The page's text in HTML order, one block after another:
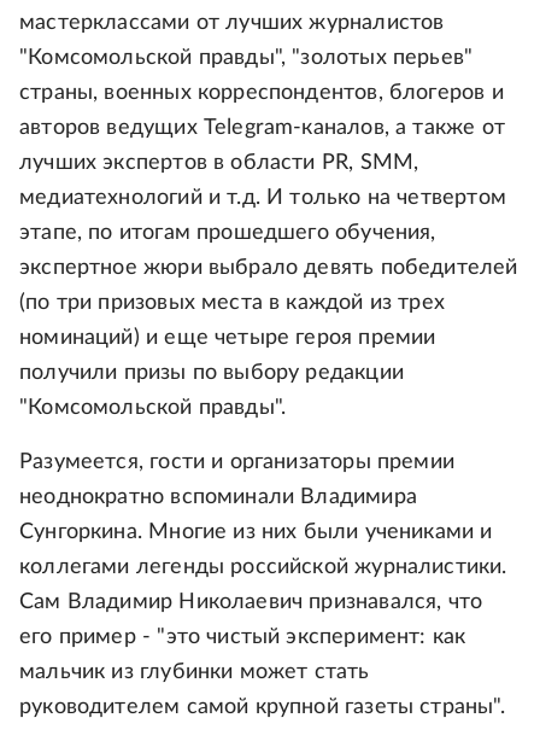
мастерклассами от лучших журналистов
"Комсомольской правды", "золотых перьев"
страны, военных корреспондентов, блогеров и
авторов ведущих Telegram-каналов, а также от
лучших экспертов в области PR, SMM,
медиатехнологий и т.д. И только на четвертом
этапе, по итогам прошедшего обучения,
экспертное жюри выбрало девять победителей
(по три призовых места в каждой из трех
номинаций) и еще четыре героя премии
получили призы по выбору редакции
"Комсомольской правды".
Разумеется, гости и организаторы премии
неоднократно вспоминали Владимира
Сунгоркина. Многие из них были учениками и
коллегами легенды российской журналистики.
Сам Владимир Николаевич признавался, что
его пример - "это чистый эксперимент: как
мальчик из глубинки может стать
руководителем самой крупной газеты страны".